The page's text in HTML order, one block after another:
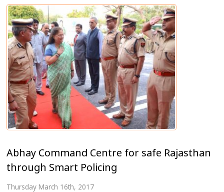
Abhay Command Centre for safe Rajasthan
through Smart Policing
Thursday March 16th, 2017